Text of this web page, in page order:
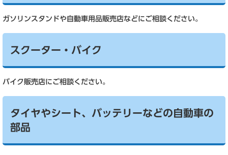
ガソリンスタンドや自動車用品販売店などにご相談ください。
スクーター・バイク
バイク販売店にご相談ください。
タイヤやシート、バッテリーなどの自動車の
部品